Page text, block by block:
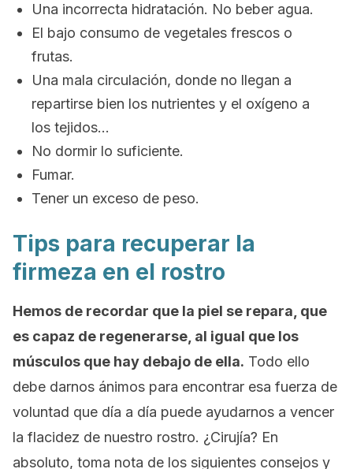
Una incorrecta hidratación. No beber agua.
El bajo consumo de vegetales frescos o
frutas.
Una mala circulación, donde no llegan a
repartirse bien los nutrientes y el oxígeno a
los tejidos…
No dormir lo suficiente.
Fumar.
Tener un exceso de peso.
Tips para recuperar la
firmeza en el rostro
Hemos de recordar que la piel se repara, que
es capaz de regenerarse, al igual que los
músculos que hay debajo de ella. Todo ello
debe darnos ánimos para encontrar esa fuerza de
voluntad que día a día puede ayudarnos a vencer
la flacidez de nuestro rostro. ¿Cirujía? En
absoluto, toma nota de los siguientes consejos y